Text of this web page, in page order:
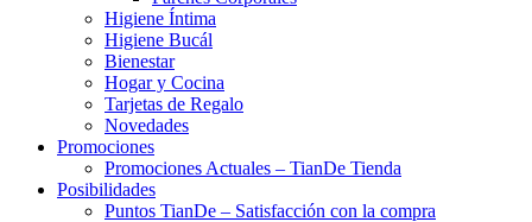
Higiene Íntima
Higiene Bucál
Bienestar
Hogar y Cocina
Tarjetas de Regalo
Novedades
Promociones
Promociones Actuales – TianDe Tienda
Posibilidades
Puntos TianDe – Satisfacción con la compra